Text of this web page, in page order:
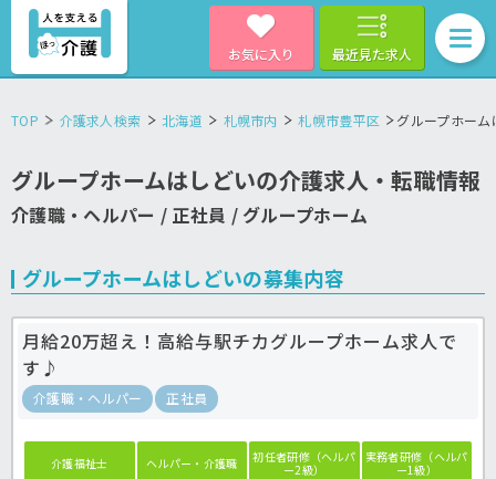
お気に入り 最近見た求人
TOP 介護求人検索 北海道 札幌市内 札幌市豊平区 グループホー
グループホームはしどいの介護求人・転職情報
介護職・ヘルパー / 正社員 / グループホーム
グループホームはしどいの募集内容
月給20万超え！高給与駅チカグループホーム求人で
す♪
介護職・ヘルパー 正社員
介護福祉士 ヘルパー・介護職
初任者研修（ヘルパ
ー2級）
実務者研修（ヘルパ
ー1級）